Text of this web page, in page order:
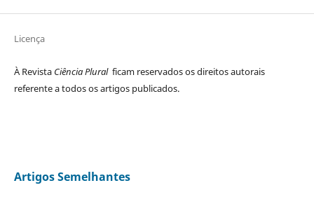
Licença
À Revista Ciência Plural ficam reservados os direitos autorais
referente a todos os artigos publicados.
Artigos Semelhantes